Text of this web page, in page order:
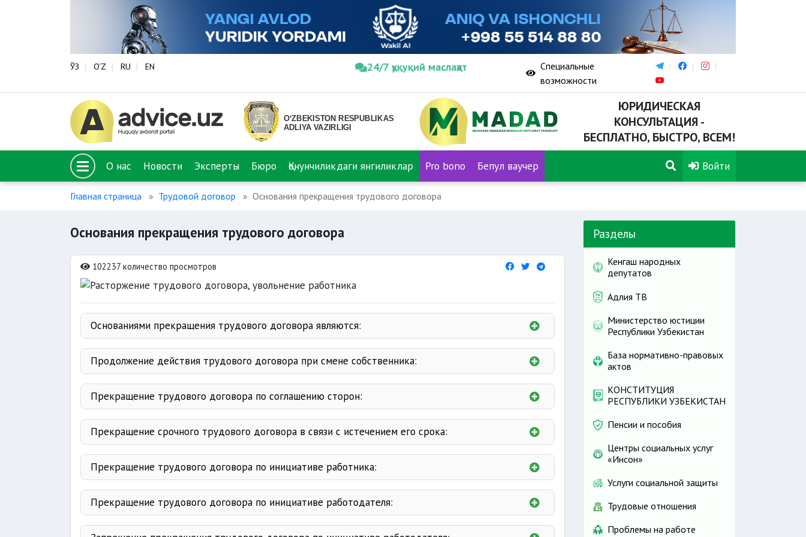
ЎЗ O‘Z RU EN 24/7 ҳуқуқий маслаҳат
Специальные
возможности
ЮРИДИЧЕСКАЯ
КОНСУЛЬТАЦИЯ -
БЕСПЛАТНО, БЫСТРО, ВСЕМ!
О нас Новости Эксперты Бюро Қонунчиликдаги янгиликлар Pro bono Бепул ваучер Войти
Главная страница Трудовой договор Основания прекращения трудового договора
Основания прекращения трудового договора
102237 количество просмотров
Основаниями прекращения трудового договора являются:
статья 157
статья 158
статья 160 ТК
ч.5 статьи 156
ч.4 статьи 137
статьи 146
статья 168
Продолжение действия трудового договора при смене собственника:
Прекращение трудового договора по соглашению сторон:
Прекращение срочного трудового договора в связи с истечением его срока:
Срочный трудовой договор
3 календарных дня
Прекращение трудового договора по инициативе работника:
Прекращение трудового договора по инициативе работодателя:
Разделы
Кенгаш народных
депутатов
Адлия ТВ
Министерство юстиции
Республики Узбекистан
База нормативно-правовых
актов
КОНСТИТУЦИЯ
РЕСПУБЛИКИ УЗБЕКИСТАН
Пенсии и пособия
Центры социальных услуг
«Инсон»
Услуги социальной защиты
Трудовые отношения
Проблемы на работе